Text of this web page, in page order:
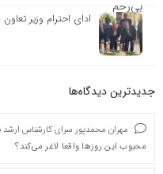
ادای احترام وزیر
جدیدترین دیدگاه‌‌ها
مهران محمدپور سرای کارشناس ارشد
محبوب این روزها واقعا لاغر می‌کند؟